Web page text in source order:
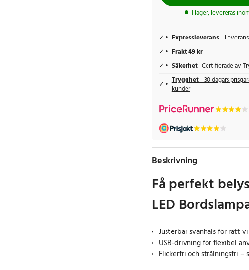
I lager, levereras
Expressleverans- Leverans
Frakt 49 kr
Säkerhet- Certifierade av
Trygghet- 30 dagars
kunder
Beskrivning
Få perfekt
LED
Justerbar svanhals för rätt
USB-drivning för flexibel
Flickerfri och strålningsfri –